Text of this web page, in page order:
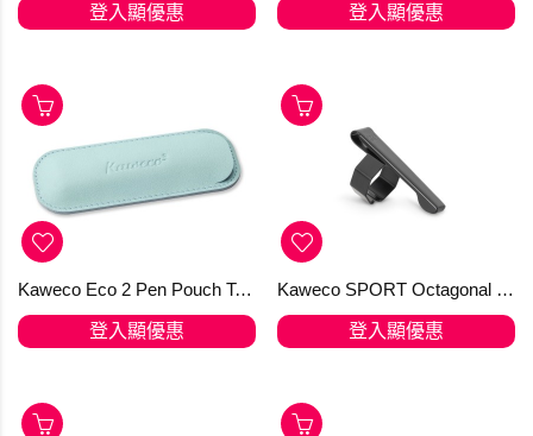
登入顯優惠 登入顯優惠
Kaweco Eco 2 Pen Pouch Tender Mint for SPORT
登入顯優惠
Kaweco SPORT Octagonal Clip Black
登入顯優惠